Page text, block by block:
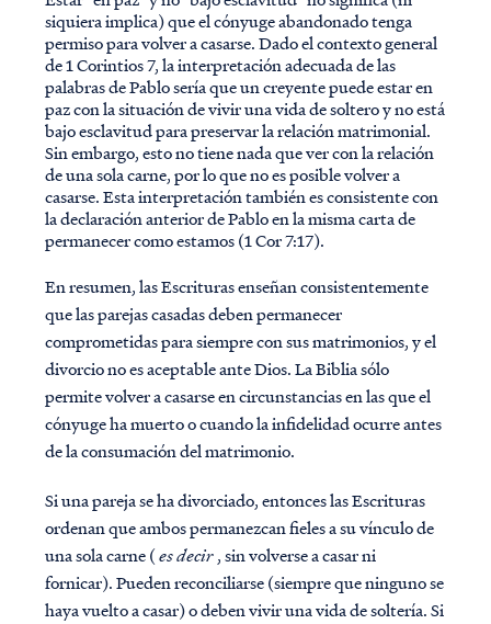
siquiera implica) que el cónyuge abandonado tenga
permiso para volver a casarse. Dado el contexto general
de 1 Corintios 7, la interpretación adecuada de las
palabras de Pablo sería que un creyente puede estar en
paz con la situación de vivir una vida de soltero y no está
bajo esclavitud para preservar la relación matrimonial.
Sin embargo, esto no tiene nada que ver con la relación
de una sola carne, por lo que no es posible volver a
casarse. Esta interpretación también es consistente con
la declaración anterior de Pablo en la misma carta de
permanecer como estamos (1 Cor 7:17).
En resumen, las Escrituras enseñan consistentemente
que las parejas casadas deben permanecer
comprometidas para siempre con sus matrimonios, y el
divorcio no es aceptable ante Dios. La Biblia sólo
permite volver a casarse en circunstancias en las que el
cónyuge ha muerto o cuando la infidelidad ocurre antes
de la consumación del matrimonio.
Si una pareja se ha divorciado, entonces las Escrituras
ordenan que ambos permanezcan fieles a su vínculo de
una sola carne (es decir, sin volverse a casar ni
fornicar). Pueden reconciliarse (siempre que ninguno se
haya vuelto a casar) o deben vivir una vida de soltería. Si